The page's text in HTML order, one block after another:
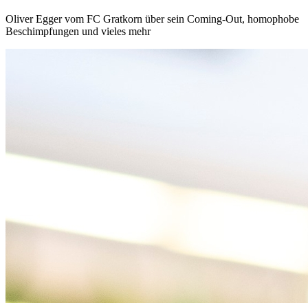
Oliver Egger vom FC Gratkorn über sein Coming-Out, homophobe
Beschimpfungen und vieles mehr